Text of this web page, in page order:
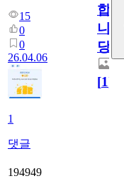
15
0
0
26.04.06
1
댓글
합
니
당
[1]
194949